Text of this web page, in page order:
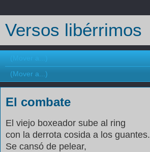
Versos libérrimos
El combate
El viejo boxeador sube al ring
con la derrota cosida a los guantes.
Se cansó de pelear,